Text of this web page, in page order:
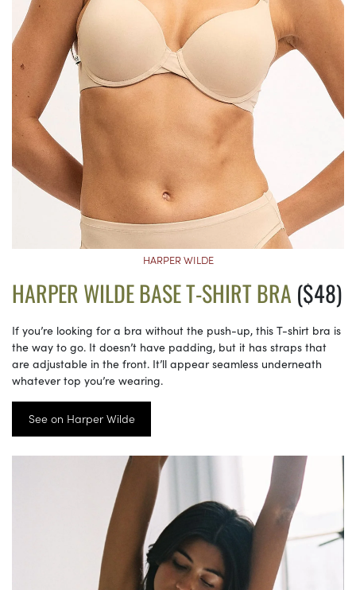
HARPER WILDE
HARPER WILDE BASE T-SHIRT BRA ($48)
If you’re looking for a bra without the push-up, this T-shirt bra is
the way to go. It doesn’t have padding, but it has straps that
are adjustable in the front. It’ll appear seamless underneath
whatever top you’re wearing.
See on Harper Wilde